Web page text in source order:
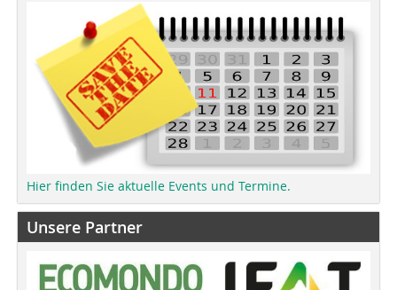
Hier finden Sie aktuelle Events und Termine.
Unsere Partner